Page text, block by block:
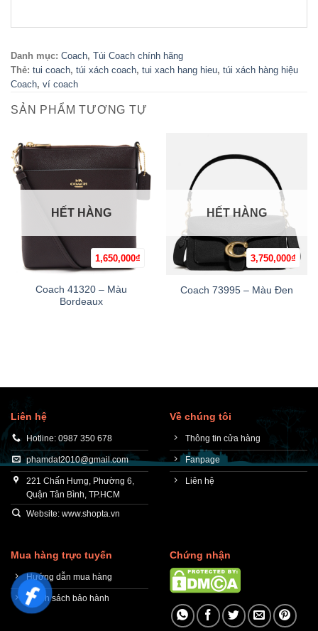
Danh mục: Coach, Túi Coach chính hãng
Thẻ: tui coach, túi xách coach, tui xach hang hieu, túi xách hàng hiệu
Coach, ví coach
SẢN PHẨM TƯƠNG TỰ
1,650,000₫
HẾT HÀNG
Coach 41320 – Màu
Bordeaux
3,750,000₫
HẾT HÀNG
Coach 73995 – Màu Đen
Liên hệ
Hotline: 0987 350 678
phamdat2010@gmail.com
221 Chấn Hưng, Phường 6,
Quận Tân Bình, TP.HCM
Website: www.shopta.vn
Về chúng tôi
Thông tin cửa hàng
Fanpage
Liên hệ
Mua hàng trực tuyến
Hướng dẫn mua hàng
Chính sách bảo hành
Chứng nhận